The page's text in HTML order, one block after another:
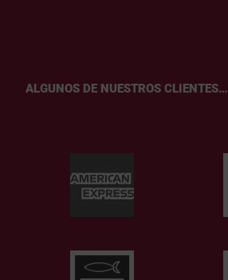
ALGUNOS DE NUESTROS CLIENTES…